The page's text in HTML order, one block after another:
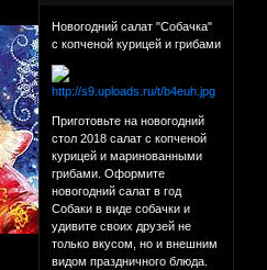
Новогодний салат "Собачка"
с копченой курицей и грибами
Приготовьте на новогодний
стол 2018 салат с копченой
курицей и маринованными
грибами. Оформите
новогодний салат в год
Собаки в виде собачки и
удивите своих друзей не
только вкусом, но и внешним
видом праздничного блюда.